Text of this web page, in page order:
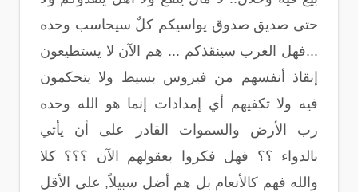
حتى صديق صدوق يواسيكم كلٌ سيحاسب وحده
...فهل الغرب سينقذكم ... هم الآن لا يستطيعون
إنقاذ أنفسهم من فيروس بسيط ولا يتحكمون
فيه ولا تكفيهم أي إمدادات إنما هو الله وحده
رب الأرض والسموات القادر على أن يأتي
بالدواء ؟؟ فهل فكروا بعقولهم الآن ؟؟؟ كلا
والله فهم كالأنعام بل هم أضل سبيلاً, على الأقل